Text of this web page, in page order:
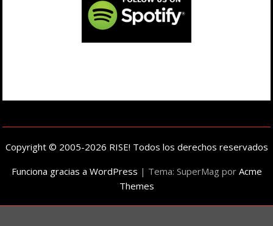
Copyright © 2005-2026 RISE! Todos los derechos reservados
Funciona gracias a WordPress | Tema: SuperMag por Acme
Themes